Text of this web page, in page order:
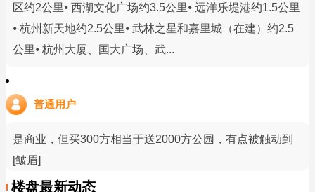
区约2公里⦁ 西湖文化广场约3.5公里⦁ 远洋乐堤港约1.5公里
⦁ 杭州新天地约2.5公里⦁ 武林之星和嘉里城（在建）约2.5
公里⦁ 杭州大厦、国大广场、武...
普通用户
是商业，但买300方相当于送2000方公园，有点被触动到
[皱眉]
楼盘最新动态